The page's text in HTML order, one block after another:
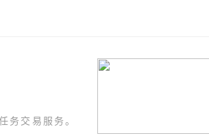
务交易服务。